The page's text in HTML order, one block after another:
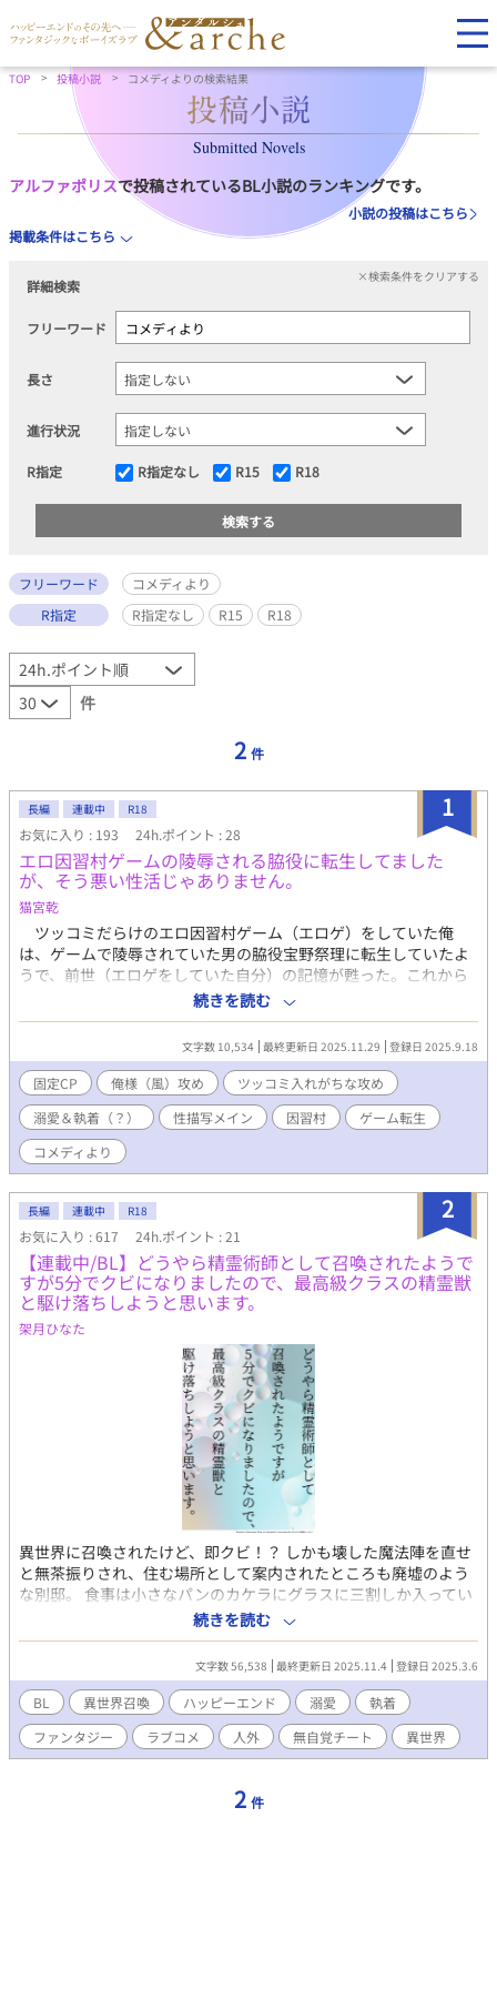
TOP 投稿小説 コメディよりの検索結果
Submitted Novels
アルファポリスで投稿されているBL小説のランキングです。
小説の投稿はこちら
掲載条件はこちら
詳細検索
×検索条件をクリアする
フリーワード
長さ
進行状況
R指定 R指定なし R15 R18
フリーワード
コメディより
R指定
R指定なし R15 R18
件
2 件
1
長編 連載中 R18
お気に入り : 193 24h.ポイント : 28
エロ因習村ゲームの陵辱される脇役に転生してました
が、そう悪い性活じゃありません。
猫宮乾
ツッコミだらけのエロ因習村ゲーム（エロゲ）をしていた俺
は、ゲームで陵辱されていた男の脇役宝野祭理に転生していたよ
うで、前世（エロゲをしていた自分）の記憶が甦った。これから
陵辱されるのか……。なんということだ……。※固定CP、どちら
かと言えばコメディよりです。不定期更新です。
続きを読む
文字数 10,534 最終更新日 2025.11.29 登録日 2025.9.18
固定CP 俺様（風）攻め
ツッコミ入れがちな攻め
溺愛＆執着（？）
性描写メイン 因習村
ゲーム転生
コメディより
2
長編 連載中 R18
お気に入り : 617 24h.ポイント : 21
【連載中/BL】どうやら精霊術師として召喚されたようで
すが5分でクビになりましたので、最高級クラスの精霊獣
と駆け落ちしようと思います。
架月ひなた
異世界に召喚されたけど、即クビ！？ しかも壊した魔法陣を直せ
と無茶振りされ、住む場所として案内されたところも廃墟のよう
な別邸。 食事は小さなパンのカケラにグラスに三割しか入ってい
ない水のみ。 帰還手段もなくどうやって生きていこうか悩んでい
た千颯の前に現れたのは、もふもふ癒し系のホワイトタイガーだ
った（のち超絶イケメンに変化）。 「名をくれたお前をこれから
先ずっと守ると誓おう」 溺愛MAXのもふもふイケメン精霊獣に
「駆け落ちするぞ」ともちかけられ、元の世界へ戻る為に旅をす
る事になった平凡社会人（無自覚チート精霊術師）の契約異世界
BLファンタジー。 行方不明になっていた祖父がこの世界で聖女に
拉致されたのを知り、探し出して一緒にニホンへと帰るつもりだ
展開にもなりそうな予感。 ※想定文字数10万〜13万文字くらい。
続きを読む
文字数 56,538 最終更新日 2025.11.4 登録日 2025.3.6
BL 異世界召喚 ハッピーエンド 溺愛
執着
ファンタジー
ラブコメ 人外 無自覚チート 異世界
2 件